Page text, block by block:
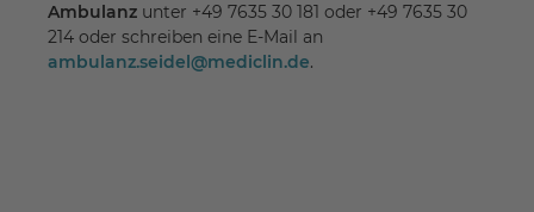
Ambulanz unter +49 7635 30 181 oder +49 7635 30
214 oder schreiben eine E-Mail an
ambulanz.seidel@mediclin.de.